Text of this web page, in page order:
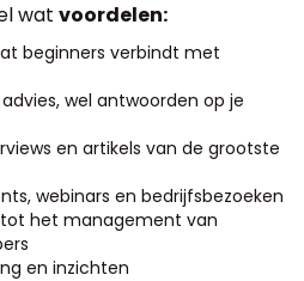
wat voordelen:
beginners verbindt met
wel antwoorden op je
en artikels van de grootste
webinars en bedrijfsbezoeken
het management van
en inzichten